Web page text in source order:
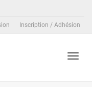
Inscription / Adhésion